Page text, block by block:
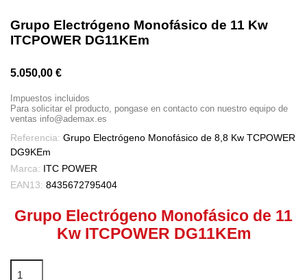
Grupo Electrógeno Monofásico de 11 Kw
ITCPOWER DG11KEm
5.050,00 €
Impuestos incluidos
Para solicitar el producto, pongase en contacto con nuestro equipo de
ventas info@ademax.es
Referencia: Grupo Electrógeno Monofásico de 8,8 Kw TCPOWER
DG9KEm
Marca: ITC POWER
EAN13: 8435672795404
Grupo Electrógeno Monofásico de 11
Kw ITCPOWER DG11KEm